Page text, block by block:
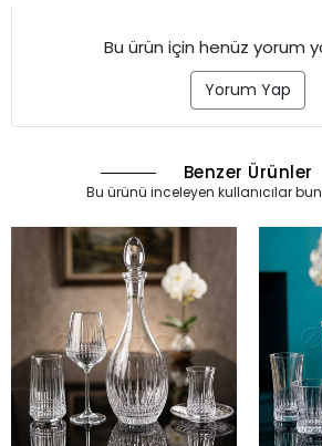
Bu ürün için henüz yorum
Yorum Yap
Benzer Ürünler
Bu ürünü inceleyen kullanıcılar